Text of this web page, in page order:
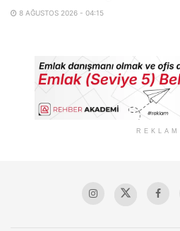
8 AĞUSTOS 2026 - 04:15
REKLAM